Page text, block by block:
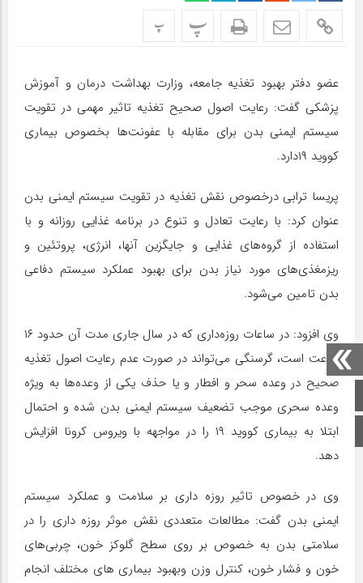
صفحه اصلی
اینستاگرام
پ پ
عضو دفتر بهبود تغذیه جامعه، وزارت بهداشت درمان و آموزش
پزشکی گفت: رعایت اصول صحیح تغذیه تاثیر مهمی در تقویت
سیستم ایمنی بدن برای مقابله با عفونت‌ها بخصوص بیماری
کووید ۱۹دارد.
پریسا ترابی درخصوص نقش تغذیه در تقویت سیستم ایمنی بدن
عنوان کرد: با رعایت تعادل و تنوع در برنامه غذایی روزانه و با
استفاده از گروه‌های غذایی و جایگزین آنها، انرژی، پروتئین و
ریزمغذی‌های مورد نیاز بدن برای بهبود عملکرد سیستم دفاعی
بدن تامین می‌شود.
وی افزود: در ساعات روزه‌داری که در سال جاری مدت آن حدود ۱۶
ساعت است، گرسنگی می‌تواند در صورت عدم رعایت اصول تغذیه
صحیح در وعده سحر و افطار و یا حذف یکی از وعده‌ها به ویژه
وعده سحری موجب تضعیف سیستم ایمنی بدن شده و احتمال
ابتلا به بیماری کووید ۱۹ را در مواجهه با ویروس کرونا افزایش
دهد.
وی در خصوص تاثیر روزه داری بر سلامت و عملکرد سیستم
ایمنی بدن گفت: مطالعات متعددی نقش موثر روزه داری را در
سلامتی بدن به خصوص بر روی سطح گلوکز خون، چربی‌های
خون و فشار خون، کنترل وزن وبهبود بیماری های مختلف انجام